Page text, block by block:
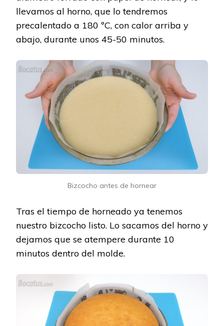
llevamos al horno, que lo tendremos
precalentado a 180 ºC, con calor arriba y
abajo, durante unos 45-50 minutos.
Bizcocho antes de hornear
Tras el tiempo de horneado ya tenemos
nuestro bizcocho listo. Lo sacamos del horno y
dejamos que se atempere durante 10
minutos dentro del molde.